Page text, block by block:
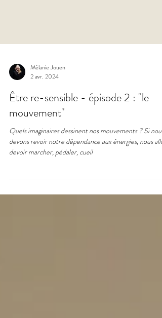
Mélanie Jouen
2 avr. 2024
Être re-sensible - épisode 2 : "le
mouvement"
Quels imaginaires dessinent nos mouvements ? Si nous
devoir marcher, pédaler, cueil